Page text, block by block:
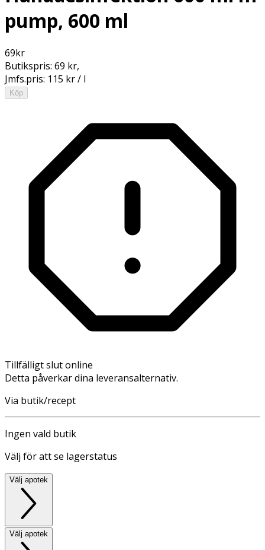
pump, 600 ml
69kr
Butikspris: 69 kr,
Jmfs.pris: 115 kr / l
Köp
Tillfälligt slut online
Detta påverkar dina leveransalternativ.
Via butik/recept
Ingen vald butik
Välj för att se lagerstatus
Välj apotek
Välj apotek